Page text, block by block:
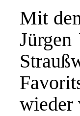
Mit
wieder